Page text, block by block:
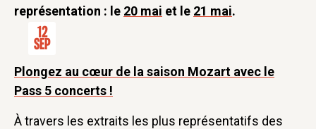
12
Sep
représentation : le 20 mai et le 21 mai.
Plongez au cœur de la saison Mozart avec le
Pass 5 concerts !
À travers les extraits les plus représentatifs des